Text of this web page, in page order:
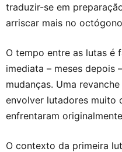
traduzir-se em
arriscar mais no
O tempo entre as lutas é
imediata – meses depois
mudanças. Uma
envolver lutadores muito
enfrentaram
O contexto da primeira